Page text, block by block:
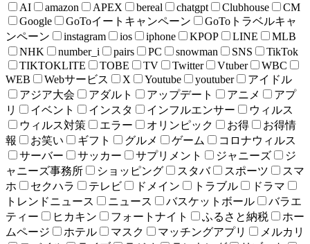
AI amazon APEX bereal chatgpt Clubhouse
CM
Google
GoToイートキャンペーン
GoToトラベルキャ
ンペーン
instagram ios iphone KPOP LINE
MLB
NHK
number_i pairs PC snowman SNS
TikTok
TIKTOKLITE
TOBE TV Twitter Vtuber
WBC
WEB
Webサービス X Youtube youtuber
アイドル
アジア大会
アダルト アップデート アニメ
アプ
リ
イベント インスタ インフルエンサー
ウィルス
ウィルス対策
エラー オリンピック お得
お得情
報
お笑い ギフト グルメ ゲーム
コロナウィルス
サーバー
サッカー サプリメント ジャニーズ
ジ
ャニーズ事務所
ショッピング スタバ スポーツ
スマ
ホ
セクハラ テレビ ドメイン トラブル
ドラマ
トレンドニュース
ニュース バスケットボール
バラエ
ティー
ヒカキン フォートナイト ふるさと納税
ホー
ムページ
ホテル マスク マッチングアプリ
メルカリ